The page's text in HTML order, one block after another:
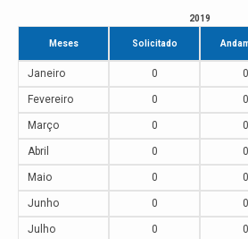
2019
Meses Solicitado
Janeiro 0 0
Fevereiro 0 0
Março 0 0
Abril 0 0
Maio 0 0
Junho 0 0
Julho 0 0